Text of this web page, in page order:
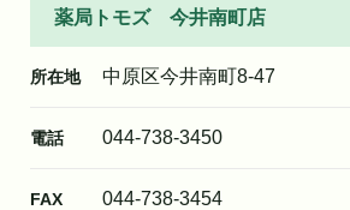
薬局トモズ 今井南町店
所在地 中原区今井南町8-47
電話 044-738-3450
FAX 044-738-3454